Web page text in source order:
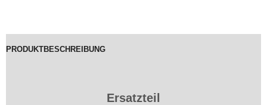
PRODUKTBESCHREIBUNG
Ersatzteil